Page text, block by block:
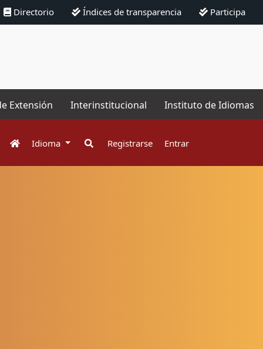
Directorio Índices de transparencia Participa
Extensión Interinstitucional Instituto de Idiomas
Idioma Registrarse Entrar